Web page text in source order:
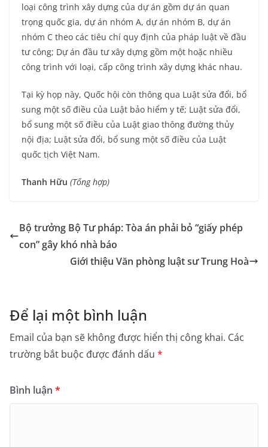
loại công trình xây dựng của dự án gồm dự án quan
trọng quốc gia, dự án nhóm A, dự án nhóm B, dự án
nhóm C theo các tiêu chí quy định của pháp luật về đầu
tư công; Dự án đầu tư xây dựng gồm một hoặc nhiều
công trình với loại, cấp công trình xây dựng khác nhau.
Tại kỳ họp này, Quốc hội còn thông qua Luật sửa đổi, bổ
sung một số điều của Luật bảo hiểm y tế; Luật sửa đổi,
bổ sung một số điều của Luật giao thông đường thủy
nội địa; Luật sửa đổi, bổ sung một số điều của Luật
quốc tịch Việt Nam.
Thanh Hữu (Tổng hợp)
Bộ trưởng Bộ Tư pháp: Tòa án phải bỏ “giấy phép
con” gây khó nhà báo
Giới thiệu Văn phòng luật sư Trung Hoà
Để lại một bình luận
Email của bạn sẽ không được hiển thị công khai. Các
trường bắt buộc được đánh dấu *
Bình luận *